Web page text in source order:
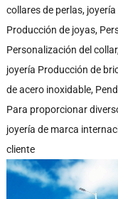
collares de perlas,
Producción de joyas,
Personalización del
joyería Producción de
de acero inoxidable,
Para proporcionar
joyería de marca
cliente